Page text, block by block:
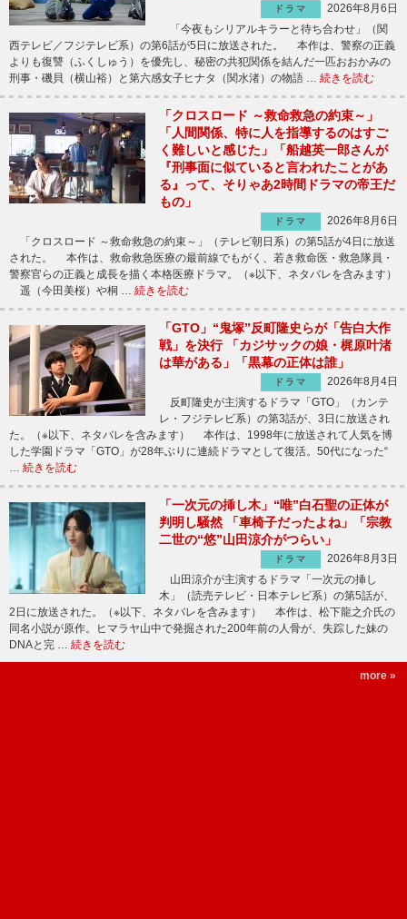
ドラマ
2026年8月6日
「今夜もシリアルキラーと待ち合わせ」（関
西テレビ／フジテレビ系）の第6話が5日に放送された。 本作は、警察の正義
よりも復讐（ふくしゅう）を優先し、秘密の共犯関係を結んだ一匹おおかみの
刑事・磯貝（横山裕）と第六感女子ヒナタ（関水渚）の物語 … 続きを読む
「クロスロード ～救命救急の約束～」
「人間関係、特に人を指導するのはすご
く難しいと感じた」「船越英一郎さんが
『刑事面に似ていると言われたことがあ
る』って、そりゃあ2時間ドラマの帝王だ
もの」
ドラマ
2026年8月6日
「クロスロード ～救命救急の約束～」（テレビ朝日系）の第5話が4日に放送
された。 本作は、救命救急医療の最前線でもがく、若き救命医・救急隊員・
警察官らの正義と成長を描く本格医療ドラマ。（※以下、ネタバレを含みます）
遥（今田美桜）や桐 … 続きを読む
「GTO」“鬼塚”反町隆史らが「告白大作
戦」を決行 「カジサックの娘・梶原叶渚
は華がある」「黒幕の正体は誰」
ドラマ
2026年8月4日
反町隆史が主演するドラマ「GTO」（カンテ
レ・フジテレビ系）の第3話が、3日に放送され
た。（※以下、ネタバレを含みます） 本作は、1998年に放送されて人気を博
した学園ドラマ「GTO」が28年ぶりに連続ドラマとして復活。50代になった“
続きを読む
「一次元の挿し木」“唯”白石聖の正体が
判明し騒然 「車椅子だったよね」「宗教
二世の“悠”山田涼介がつらい」
ドラマ
2026年8月3日
山田涼介が主演するドラマ「一次元の挿し
木」（読売テレビ・日本テレビ系）の第5話が、
2日に放送された。（※以下、ネタバレを含みます） 本作は、松下龍之介氏の
同名小説が原作。ヒマラヤ山中で発掘された200年前の人骨が、失踪した妹の
DNAと完 … 続きを読む
more »